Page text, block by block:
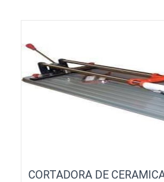
CORTADORA DE